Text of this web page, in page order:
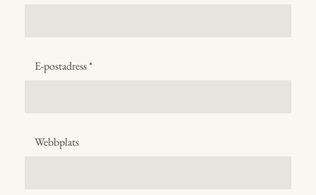
E-postadress*
Webbplats